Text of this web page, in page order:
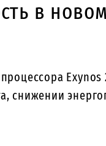
в
Exynos
снижении